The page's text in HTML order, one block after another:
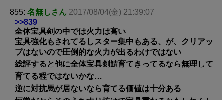
855: 名無しさん 2017/08/04(金) 21:39:07
>>839
全体宝具剣の中では火力は高い
宝具強化もされてるしスター集中もある、が、クリアッ
プはないので圧倒的な火力が出るわけではない
総評すると他に全体宝具剣鯖育てきってるなら無理して
育てる程ではないかな…
逆に対抗馬が居ないなら育てる価値は十分ある